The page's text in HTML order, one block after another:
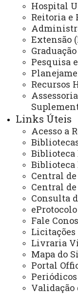
Hospital
Reitoria e
Extensão
Graduação
Pesquisa
Recursos
Links Úteis
Acesso a
Biblioteca
Biblioteca
Central
Central
Consulta
eProtocolo
Fale
Licitações
Livraria
Mapa do
Portal
Periódicos
Validação
-Estimular e
acadêmico
Incubadoras.
Descrição dos
- Pedido de
INPI de
Computador/
industriais de
- Atividades de
comunidade
intelectual,
transferência
- Pedido de
Computador/
- Negociação,
contratos de
how .
E-mail:
Telefone: (45)
Página